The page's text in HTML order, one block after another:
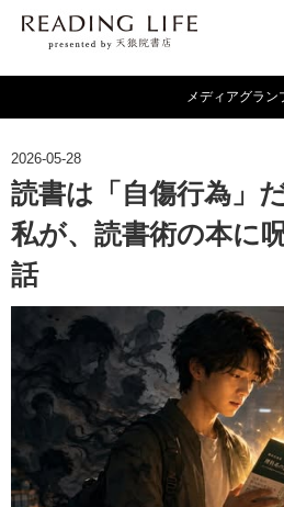
メディアグラン
2026-05-28
読書は「自傷行為」
私が、読書術の本に
話